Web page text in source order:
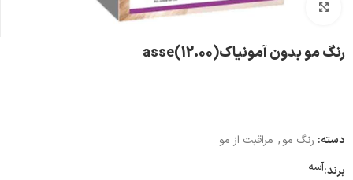
بزرگنمایی تصویر
رنگ مو بدون آمونیاکasse(12.00)
دسته: رنگ مو, مراقبت از مو
برند:آسه